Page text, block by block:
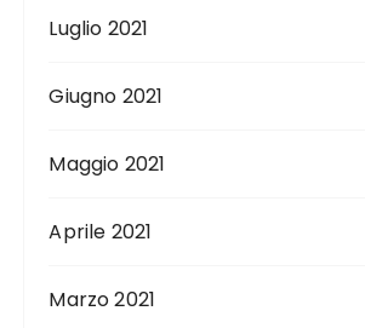
Luglio 2021
Giugno 2021
Maggio 2021
Aprile 2021
Marzo 2021